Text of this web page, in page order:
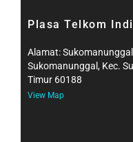
Plasa Telkom
Alamat:
Sukomanunggal, Kec.
Timur 60188
View Map